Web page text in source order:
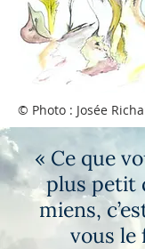
© Photo : Josée
« Ce que
plus petit
miens,
vous le